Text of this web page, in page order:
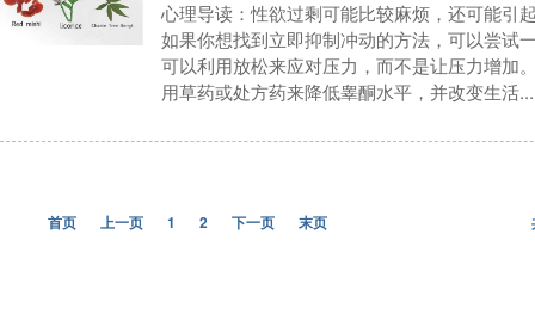
心理导读：性欲过剩可能比较麻烦，还可能引
如果你想找到立即抑制冲动的方法，可以尝试
可以利用放松来应对压力，而不是让压力增加
用草药或处方药来降低睾酮水平，并改变生活...
首页 上一页 1 2 下一页 末页